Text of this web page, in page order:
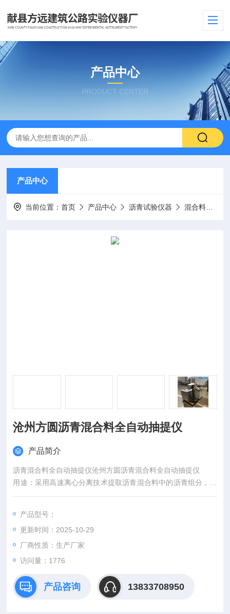
产品中心
PRODUCT CENTER
产品中心
当前位置：首页 产品中心 沥青试验仪器 混合料离心抽提仪
沧州方圆沥青混合料全自动抽提仪
产品简介
沥青混合料全自动抽提仪沧州方圆沥青混合料全自动抽提仪
用途：采用高速离心分离技术提取沥青混合料中的沥青组分，快
速测定沥青混合料的石比，并可对集料进行初步筛分。
产品型号：
更新时间：2025-10-29
厂商性质：生产厂家
访问量：1776
产品咨询 13833708950